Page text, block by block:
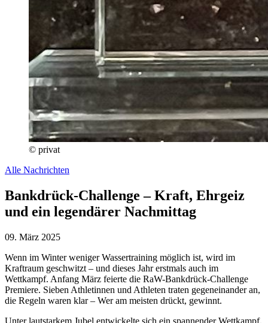
© privat
Alle Nachrichten
Bankdrück-Challenge – Kraft, Ehrgeiz
und ein legendärer Nachmittag
09. März 2025
Wenn im Winter weniger Wassertraining möglich ist, wird im
Kraftraum geschwitzt – und dieses Jahr erstmals auch im
Wettkampf. Anfang März feierte die RaW-Bankdrück-Challenge
Premiere. Sieben Athletinnen und Athleten traten gegeneinander an,
die Regeln waren klar – Wer am meisten drückt, gewinnt.
Unter lautstarkem Jubel entwickelte sich ein spannender Wettkampf.